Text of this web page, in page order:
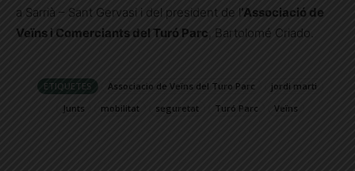
a Sarrià – Sant Gervasi i del president de l‘Associació de
Veïns i Comerciants del Turó Parc , Bartolomé Criado.
ETIQUETES Associacio de Veïns del Turo Parc
jordi marti
Junts
mobilitat seguretat Turó Parc Veïns